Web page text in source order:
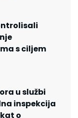
s ciljem
u službi
inspekcija
o